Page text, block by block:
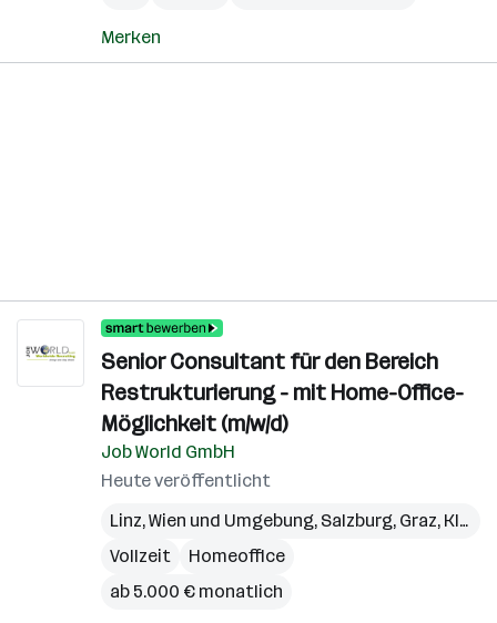
Merken
Senior Consultant für den Bereich
Restrukturierung - mit Home-Office-
Möglichkeit (m/w/d)
Job World GmbH
Heute veröffentlicht
Linz,Wien und Umgebung, Salzburg, Graz, Klagenfurt
Vollzeit
Homeoffice
ab 5.000 € monatlich